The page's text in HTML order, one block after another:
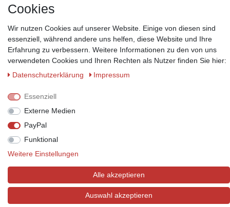
Zahlungsmöglichkeiten
Wir behalten uns das Recht vor im Einzelfall bestimmte
Zahlungsarten auszuschließen.Mehr Informationen
© Copyright 2026 Marabella´s | Alle Rechte vorbehalten. | Grundpreise
Cookies
Wir nutzen Cookies auf unserer Website. Einige von diesen sind
essenziell, während andere uns helfen, diese Website und Ihre
Erfahrung zu verbessern. Weitere Informationen zu den von uns
verwendeten Cookies und Ihren Rechten als Nutzer finden Sie hier:
Daten­schutz­erklärung
Impressum
Essenziell
Externe Medien
PayPal
Funktional
Weitere Einstellungen
Alle akzeptieren
Auswahl akzeptieren